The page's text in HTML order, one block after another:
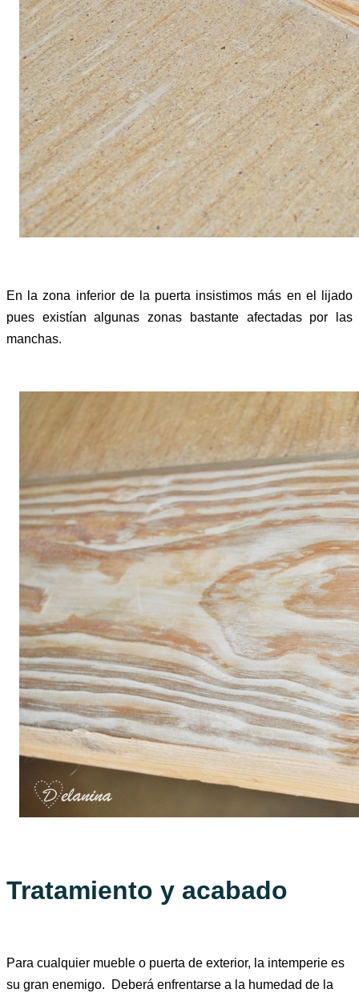
En la zona inferior de la puerta insistimos más en el lijado
pues existían algunas zonas bastante afectadas por las
manchas.
Tratamiento y acabado
Para cualquier mueble o puerta de exterior, la intemperie es
su gran enemigo. Deberá enfrentarse a la humedad de la